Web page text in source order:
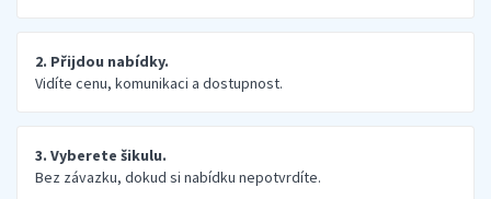
2. Přijdou nabídky.
Vidíte cenu, komunikaci a dostupnost.
3. Vyberete šikulu.
Bez závazku, dokud si nabídku nepotvrdíte.